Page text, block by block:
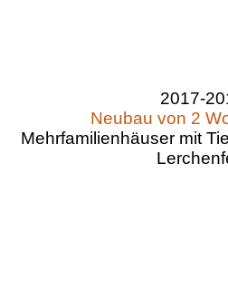
2017-
Neubau von 2
Mehrfamilienhäuser mit